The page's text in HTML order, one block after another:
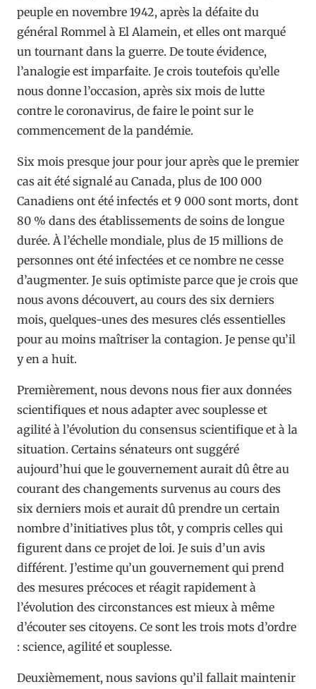
peuple en novembre 1942, après la défaite du
général Rommel à El Alamein, et elles ont marqué
un tournant dans la guerre. De toute évidence,
l’analogie est imparfaite. Je crois toutefois qu’elle
nous donne l’occasion, après six mois de lutte
contre le coronavirus, de faire le point sur le
commencement de la pandémie.
Six mois presque jour pour jour après que le premier
cas ait été signalé au Canada, plus de 100 000
Canadiens ont été infectés et 9 000 sont morts, dont
80 % dans des établissements de soins de longue
durée. À l’échelle mondiale, plus de 15 millions de
personnes ont été infectées et ce nombre ne cesse
d’augmenter. Je suis optimiste parce que je crois que
nous avons découvert, au cours des six derniers
mois, quelques-unes des mesures clés essentielles
pour au moins maîtriser la contagion. Je pense qu’il
y en a huit.
Premièrement, nous devons nous fier aux données
scientifiques et nous adapter avec souplesse et
agilité à l’évolution du consensus scientifique et à la
situation. Certains sénateurs ont suggéré
aujourd’hui que le gouvernement aurait dû être au
courant des changements survenus au cours des
six derniers mois et aurait dû prendre un certain
nombre d’initiatives plus tôt, y compris celles qui
figurent dans ce projet de loi. Je suis d’un avis
différent. J’estime qu’un gouvernement qui prend
des mesures précoces et réagit rapidement à
l’évolution des circonstances est mieux à même
d’écouter ses citoyens. Ce sont les trois mots d’ordre
: science, agilité et souplesse.
Deuxièmement, nous savions qu’il fallait maintenir